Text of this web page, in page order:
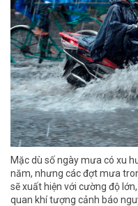
Mặc dù số ngày mưa có xu
năm, nhưng các đợt mưa
sẽ xuất hiện với cường độ
quan khí tượng cảnh báo